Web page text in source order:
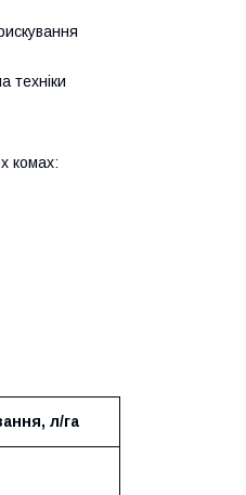
техніки
комах:
л/га